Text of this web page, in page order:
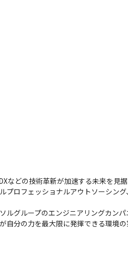
などの技術革新が加速する未来を見据
プロフェッショナルアウトソーシン
ルグループのエンジニアリングカン
分の力を最大限に発揮できる環境の